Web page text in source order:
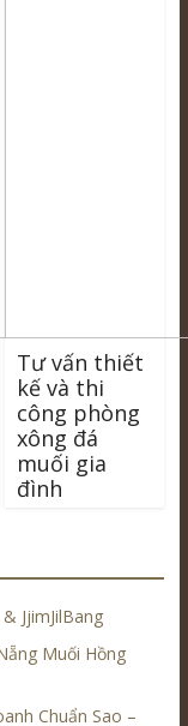
Tư vấn thiết
kế và thi
công phòng
xông đá
muối gia
đình
JjimJilBang
Muối Hồng
Chuẩn Sao –